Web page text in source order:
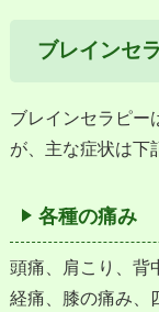
ブレインセ
ブレインセラピー
が、主な症状は下
各種の痛み
頭痛、肩こり、背
経痛、膝の痛み、